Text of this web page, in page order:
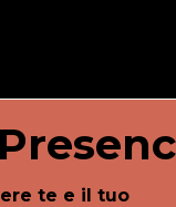
te e il tuo